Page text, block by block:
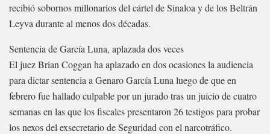
recibió sobornos millonarios del cártel de Sinaloa y de los Beltrán
Leyva durante al menos dos décadas.
Sentencia de García Luna, aplazada dos veces
El juez Brian Coggan ha aplazado en dos ocasiones la audiencia
para dictar sentencia a Genaro García Luna luego de que en
febrero fue hallado culpable por un jurado tras un juicio de cuatro
semanas en las que los fiscales presentaron 26 testigos para probar
los nexos del exsecretario de Seguridad con el narcotráfico.